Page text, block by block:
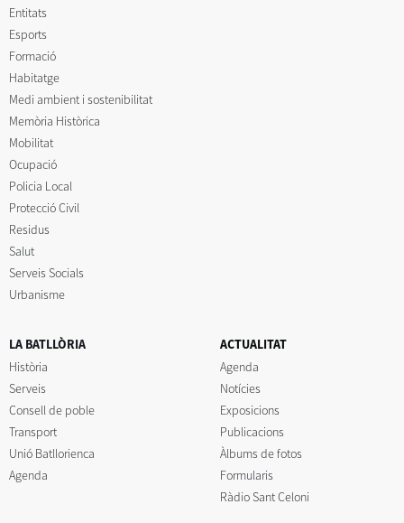
Entitats
Esports
Formació
Habitatge
Medi ambient i sostenibilitat
Memòria Històrica
Mobilitat
Ocupació
Policia Local
Protecció Civil
Residus
Salut
Serveis Socials
Urbanisme
LA BATLLÒRIA
Història
Serveis
Consell de poble
Transport
Unió Batllorienca
Agenda
ACTUALITAT
Agenda
Notícies
Exposicions
Publicacions
Àlbums de fotos
Formularis
Ràdio Sant Celoni